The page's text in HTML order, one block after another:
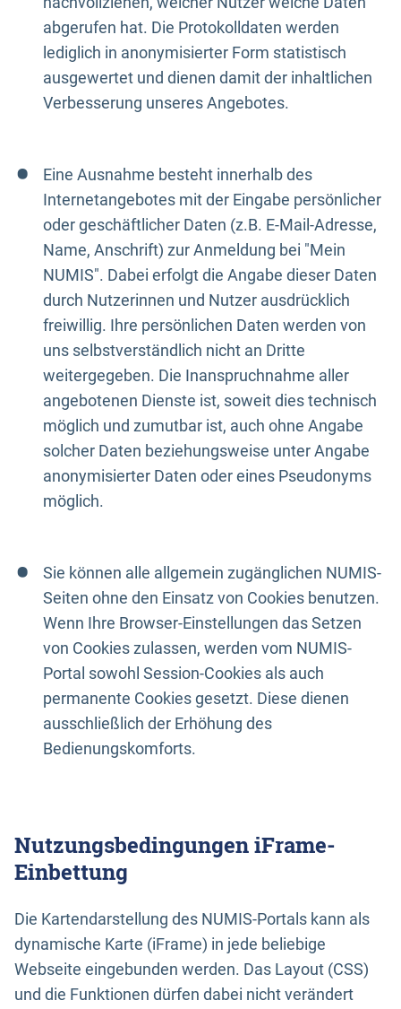
abgerufen hat. Die Protokolldaten werden
lediglich in anonymisierter Form statistisch
ausgewertet und dienen damit der inhaltlichen
Verbesserung unseres Angebotes.
Eine Ausnahme besteht innerhalb des
Internetangebotes mit der Eingabe persönlicher
oder geschäftlicher Daten (z.B. E-Mail-Adresse,
Name, Anschrift) zur Anmeldung bei "Mein
NUMIS". Dabei erfolgt die Angabe dieser Daten
durch Nutzerinnen und Nutzer ausdrücklich
freiwillig. Ihre persönlichen Daten werden von
uns selbstverständlich nicht an Dritte
weitergegeben. Die Inanspruchnahme aller
angebotenen Dienste ist, soweit dies technisch
möglich und zumutbar ist, auch ohne Angabe
solcher Daten beziehungsweise unter Angabe
anonymisierter Daten oder eines Pseudonyms
möglich.
Sie können alle allgemein zugänglichen NUMIS-
Seiten ohne den Einsatz von Cookies benutzen.
Wenn Ihre Browser-Einstellungen das Setzen
von Cookies zulassen, werden vom NUMIS-
Portal sowohl Session-Cookies als auch
permanente Cookies gesetzt. Diese dienen
ausschließlich der Erhöhung des
Bedienungskomforts.
Nutzungsbedingungen iFrame-
Einbettung
Die Kartendarstellung des NUMIS-Portals kann als
dynamische Karte (iFrame) in jede beliebige
Webseite eingebunden werden. Das Layout (CSS)
und die Funktionen dürfen dabei nicht verändert